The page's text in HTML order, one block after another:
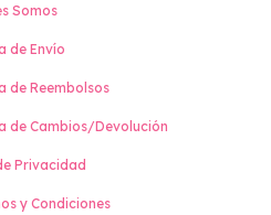
Somos
de Envío
de Reembolsos
de Cambios/Devolución
Privacidad
y Condiciones